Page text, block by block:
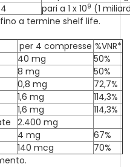
pari a 1 x 109 (1
a termine shelf life.
per 4 compresse %VNR*
40 mg
50%
8 mg
50%
0,8 mg
72,7%
1,6 mg
114,3%
1,6 mg
114,3%
2.400 mg
4 mg
67%
140 mcg
70%